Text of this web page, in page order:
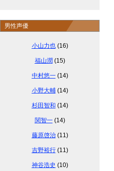
男性声優
小山力也(16)
福山潤 (15)
中村悠一(14)
小野大輔(14)
杉田智和 (14)
関智一(14)
藤原啓治(11)
吉野裕行(11)
神谷浩史 (10)